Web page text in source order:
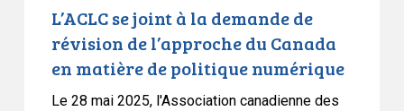
matière
politique
L’ACLC se joint à la demande de
révision de l’approche du Canada
en matière de politique numérique
Le 28 mai 2025, l'Association canadienne des